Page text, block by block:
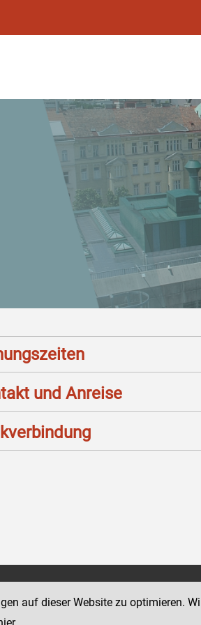
und Anreise
18-20
der Justiz und
auf dieser Website zu optimieren.